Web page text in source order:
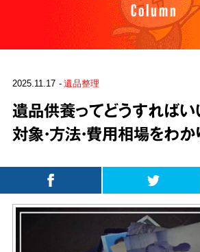
Column
2025.11.17 遺品整理
遺品供養ってどうすればい
対象・方法・費用相場をわ